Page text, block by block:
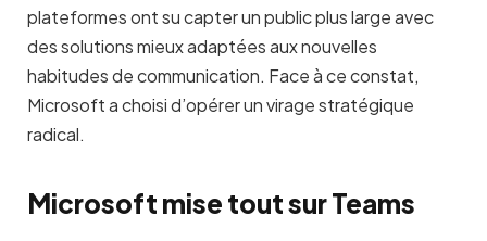
plateformes ont su capter un public plus large avec
des solutions mieux adaptées aux nouvelles
habitudes de communication. Face à ce constat,
Microsoft a choisi d’opérer un virage stratégique
radical.
Microsoft mise tout sur Teams